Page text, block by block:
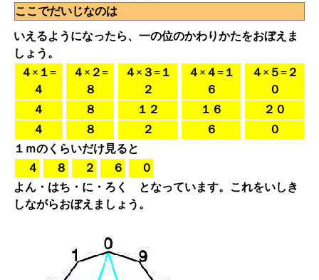
ここでだいじなのは
いえるようになったら、一の位のかわりかたをおぼえま
しょう。
４×１=
４
４×２=
８
４×３=１
２
４×４=１
６
４×５=２
０
４
８ １２ １６
２０
４
８ ２ ６
０
１ｍのくらいだけ見ると
４
８ ２ ６
０
よん・はち・に・ろく
となっています。これをいしき
しながらおぼえましょう。